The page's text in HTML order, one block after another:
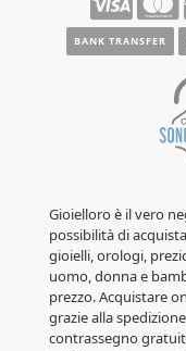
BANK TRANSFER
Gioielloro è il vero
possibilità di
gioielli, orologi,
uomo, donna e
prezzo. Acquistare
grazie alla
contrassegno